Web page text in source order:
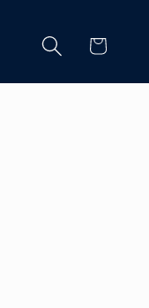
Warenkorb